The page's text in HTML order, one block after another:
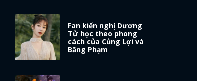
Fan kiến nghị Dương
Tử học theo phong
cách của Củng Lợi và
Băng Phạm